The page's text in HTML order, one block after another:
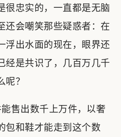
很忠实的，一直都是无脑
还会嘲笑那些疑惑者：在
浮出水面的现在，眼界还
经是共识了，几百万几千
？
售出数千上万件，以奢
包和鞋才能走到这个数